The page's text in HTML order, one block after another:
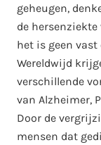
geheugen,
de
het is geen
Wereldwijd
verschillende
van Alzheimer,
Door de
mensen dat